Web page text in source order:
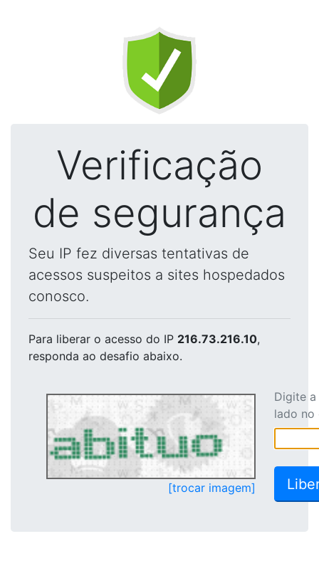
Verificação
de segurança
Seu IP fez diversas tentativas de
acessos suspeitos a sites hospedados
conosco.
Para liberar o acesso do IP 216.73.216.10,
responda ao desafio abaixo.
[trocar imagem]
Digite
lado no